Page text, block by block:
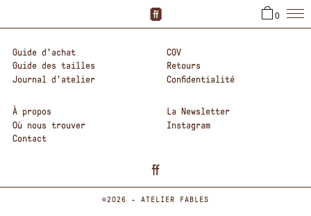
0
Guide d'achat
Guide des tailles
Journal d'atelier
CGV
Retours
Confidentialité
À propos
Où nous trouver
Contact
La Newsletter
Instagram
©2026 - ATELIER FABLES